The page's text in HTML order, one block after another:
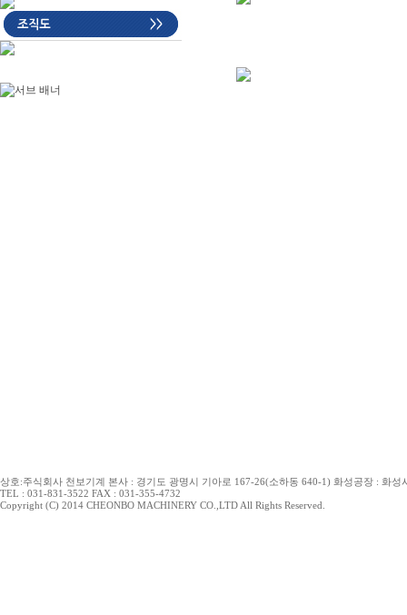
상호:주식회사 천보기계 본사 : 경기도 광명시 기아로 167-26(소하동 640-1) 화성공장 : 화
TEL : 031-831-3522 FAX : 031-355-4732
Copyright (C) 2014 CHEONBO MACHINERY CO.,LTD All Rights Reserved.